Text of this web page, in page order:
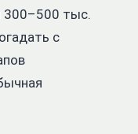
300–500 тыс.
с